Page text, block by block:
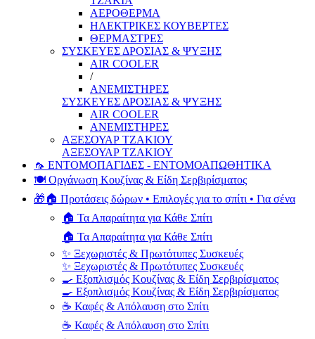
ΑΕΡΟΘΕΡΜΑ
ΗΛΕΚΤΡΙΚΕΣ ΚΟΥΒΕΡΤΕΣ
ΘΕΡΜΑΣΤΡΕΣ
ΣΥΣΚΕΥΕΣ ΔΡΟΣΙΑΣ & ΨΥΞΗΣ
AIR COOLER
/
ΑΝΕΜΙΣΤΗΡΕΣ
ΣΥΣΚΕΥΕΣ ΔΡΟΣΙΑΣ & ΨΥΞΗΣ
AIR COOLER
ΑΝΕΜΙΣΤΗΡΕΣ
ΑΞΕΣΟΥΑΡ ΤΖΑΚΙΟΥ
ΑΞΕΣΟΥΑΡ ΤΖΑΚΙΟΥ
🦟 ΕΝΤΟΜΟΠΑΓΙΔΕΣ - ΕΝΤΟΜΟΑΠΩΘΗΤΙΚΑ
🍽️ Οργάνωση Κουζίνας & Είδη Σερβιρίσματος
🎁🏠 Προτάσεις δώρων • Επιλογές για το σπίτι • Για σένα
🏠 Τα Απαραίτητα για Κάθε Σπίτι
🏠 Τα Απαραίτητα για Κάθε Σπίτι
✨ Ξεχωριστές & Πρωτότυπες Συσκευές
✨ Ξεχωριστές & Πρωτότυπες Συσκευές
🍳 Εξοπλισμός Κουζίνας & Είδη Σερβιρίσματος
🍳 Εξοπλισμός Κουζίνας & Είδη Σερβιρίσματος
☕ Καφές & Απόλαυση στο Σπίτι
☕ Καφές & Απόλαυση στο Σπίτι